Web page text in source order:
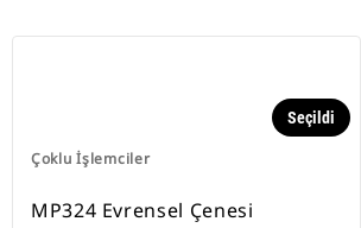
Çoklu İşlemciler
Seçildi
MP324 Evrensel Çenesi